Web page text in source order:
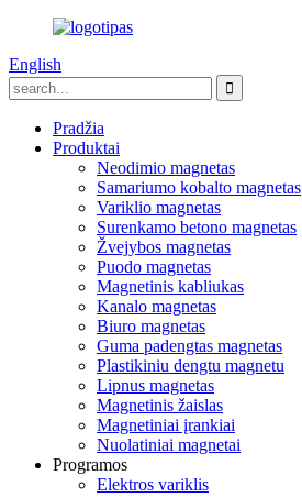
English
Pradžia
Produktai
Neodimio magnetas
Samariumo kobalto magnetas
Variklio magnetas
Surenkamo betono magnetas
Žvejybos magnetas
Puodo magnetas
Magnetinis kabliukas
Kanalo magnetas
Biuro magnetas
Guma padengtas magnetas
Plastikiniu dengtu magnetu
Lipnus magnetas
Magnetinis žaislas
Magnetiniai įrankiai
Nuolatiniai magnetai
Programos
Elektros variklis